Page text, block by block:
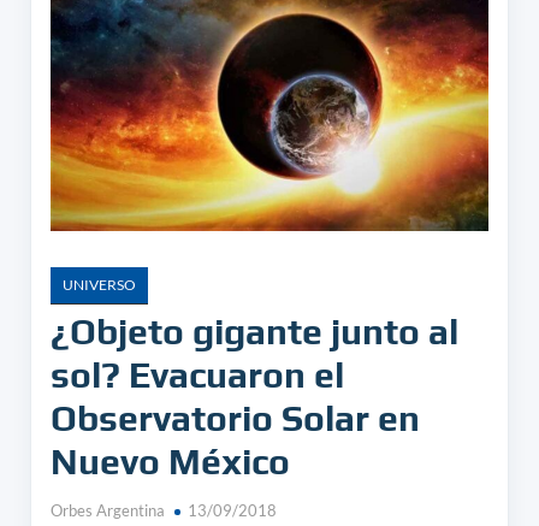
UNIVERSO
¿Objeto gigante junto al
sol? Evacuaron el
Observatorio Solar en
Nuevo México
Orbes Argentina 13/09/2018